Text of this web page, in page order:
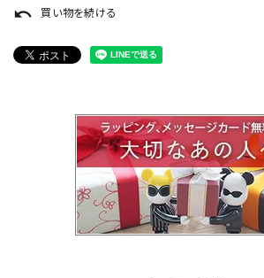
undo 買い物を続ける